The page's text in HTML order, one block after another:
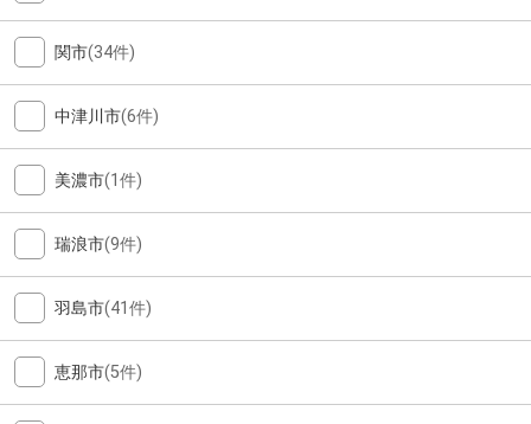
関市(34件)
中津川市(6件)
美濃市(1件)
瑞浪市(9件)
羽島市(41件)
恵那市(5件)